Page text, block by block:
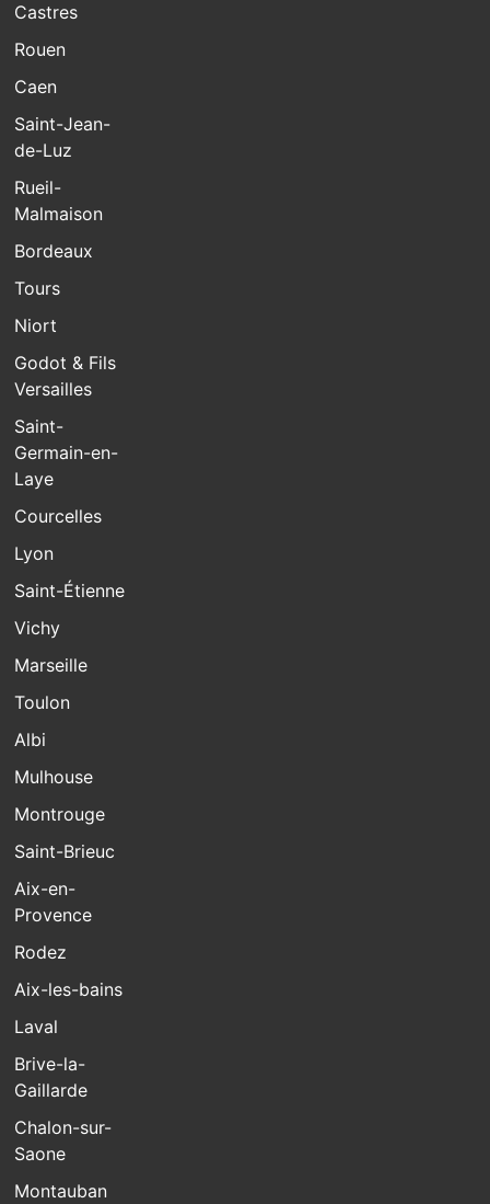
Castres
Rouen
Caen
Saint-Jean-
de-Luz
Rueil-
Malmaison
Bordeaux
Tours
Niort
Godot & Fils
Versailles
Saint-
Germain-en-
Laye
Courcelles
Lyon
Saint-Étienne
Vichy
Marseille
Toulon
Albi
Mulhouse
Montrouge
Saint-Brieuc
Aix-en-
Provence
Rodez
Aix-les-bains
Laval
Brive-la-
Gaillarde
Chalon-sur-
Saone
Montauban